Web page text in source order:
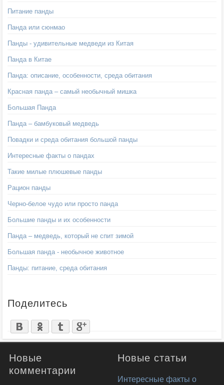
Питание панды
Панда или сюнмао
Панды - удивительные медведи из Китая
Панда в Китае
Панда: описание, особенности, среда обитания
Красная панда – самый необычный мишка
Большая Панда
Панда – бамбуковый медведь
Повадки и среда обитания большой панды
Интересные факты о пандах
Такие милые плюшевые панды
Рацион панды
Черно-белое чудо или просто панда
Большие панды и их особенности
Панда – медведь, который не спит зимой
Большая панда - необычное животное
Панды: питание, среда обитания
Поделитесь
Новые
комментарии
Новые статьи
Интересные факты о